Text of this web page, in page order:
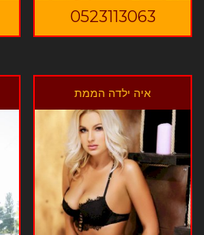
0523113063
איה ילדה הממת